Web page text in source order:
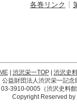
各巻リンク
| 渋沢栄一TOP| 渋沢史
公益財団法人渋沢栄一記
3910-0005（渋沢史料
Copyright Reserved